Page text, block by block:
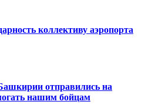
коллективу аэропорта
отправились на
нашим бойцам